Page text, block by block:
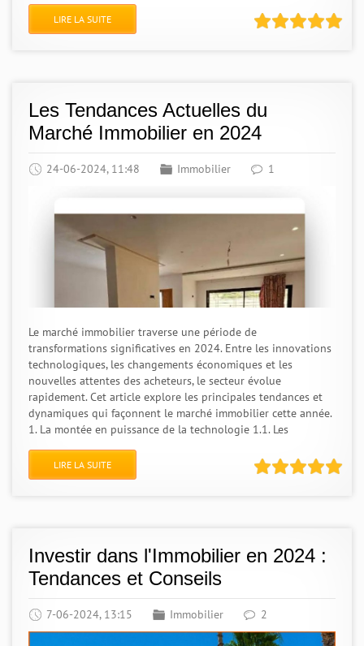
LIRE LA SUITE
Les Tendances Actuelles du
Marché Immobilier en 2024
24-06-2024, 11:48 Immobilier 1
Le marché immobilier traverse une période de
transformations significatives en 2024. Entre les innovations
technologiques, les changements économiques et les
nouvelles attentes des acheteurs, le secteur évolue
rapidement. Cet article explore les principales tendances et
dynamiques qui façonnent le marché immobilier cette année.
1. La montée en puissance de la technologie 1.1. Les
LIRE LA SUITE
Investir dans l'Immobilier en 2024 :
Tendances et Conseils
7-06-2024, 13:15 Immobilier 2